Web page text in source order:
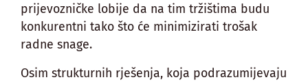
prijevozničke lobije da na tim tržištima budu
konkurentni tako što će minimizirati trošak
radne snage.
Osim strukturnih rješenja, koja podrazumijevaju